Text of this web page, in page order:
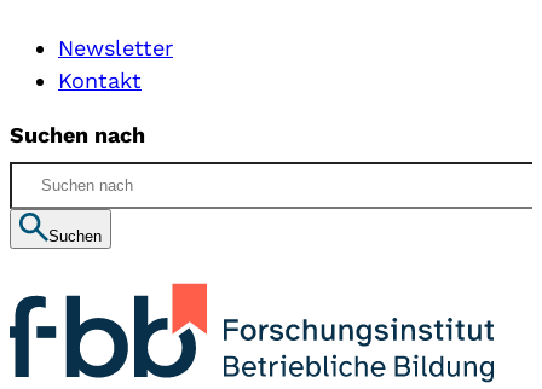
Newsletter
Kontakt
Suchen nach
Suchen